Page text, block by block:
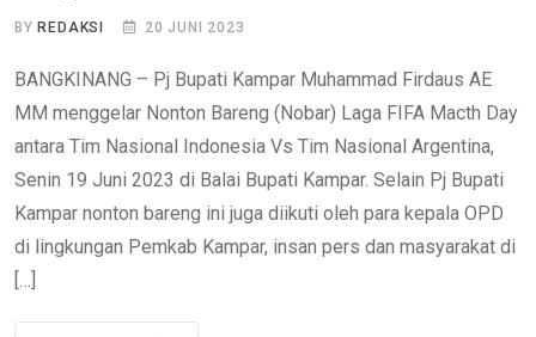
BYREDAKSI 20 JUNI 2023
BANGKINANG – Pj Bupati Kampar Muhammad Firdaus AE
MM menggelar Nonton Bareng (Nobar) Laga FIFA Macth Day
antara Tim Nasional Indonesia Vs Tim Nasional Argentina,
Senin 19 Juni 2023 di Balai Bupati Kampar. Selain Pj Bupati
Kampar nonton bareng ini juga diikuti oleh para kepala OPD
di lingkungan Pemkab Kampar, insan pers dan masyarakat di
[…]